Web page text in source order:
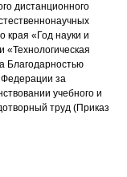
дистанционного
края «Год науки и
«Технологическая
Благодарностью
Федерации за
учебного и
труд (Приказ